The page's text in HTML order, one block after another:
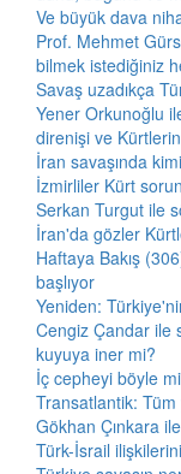
Ve büyük dava
Prof. Mehmet
bilmek istediğiniz
Savaş uzadıkça
Yener Orkunoğlu
direnişi ve
İran savaşında
İzmirliler Kürt
Serkan Turgut ile
İran'da gözler
Haftaya Bakış
başlıyor
Yeniden:
Cengiz Çandar ile
kuyuya iner mi?
İç cepheyi böyle
Transatlantik:
Gökhan Çınkara
Türk-İsrail